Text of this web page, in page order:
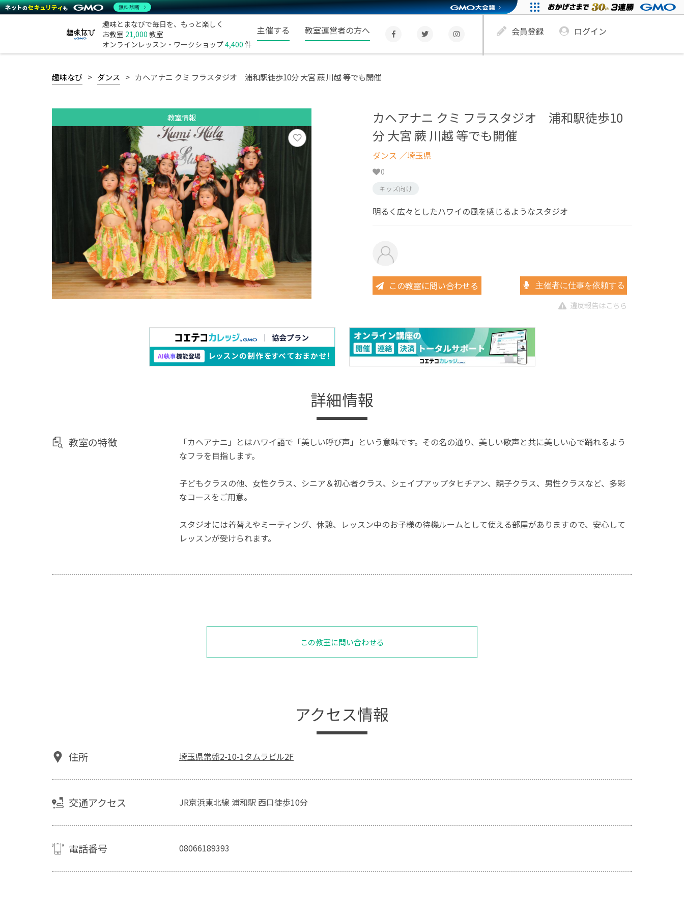
趣味とまなびで毎日を、もっと楽しく
お教室 21,000 教室
オンラインレッスン・ワークショップ4,400 件
主催する 教室運営者の方へ 会員登録 ログイン
趣味なび ダンス カヘアナニ クミ フラスタジオ 浦和駅徒歩10分 大宮 蕨 川越 等でも開催
教室情報
カヘアナニ クミ フラスタジオ 浦和駅徒歩10
分 大宮 蕨 川越 等でも開催
ダンス ／埼玉県
0
キッズ向け
明るく広々としたハワイの風を感じるようなスタジオ
この教室に問い合わせる 主催者に仕事を依頼する
違反報告はこちら
詳細情報
教室の特徴
「カヘアナニ」とはハワイ語で「美しい呼び声」という意味です。その名の通り、美しい歌声と共に美しい心で踊れるよう
なフラを目指します。
子どもクラスの他、女性クラス、シニア＆初心者クラス、シェイプアップタヒチアン、親子クラス、男性クラスなど、多彩
なコースをご用意。
スタジオには着替えやミーティング、休憩、レッスン中のお子様の待機ルームとして使える部屋がありますので、安心して
レッスンが受けられます。
この教室に問い合わせる
アクセス情報
住所 埼玉県常盤2-10-1タムラビル2F
交通アクセス JR京浜東北線 浦和駅 西口徒歩10分
電話番号 08066189393
無料診断